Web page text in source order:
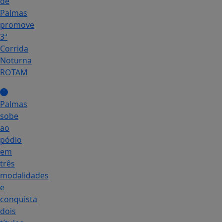
Palmas
promove
3ª
Corrida
Noturna
ROTAM
Palmas
sobe
ao
pódio
em
três
modalidades
e
conquista
dois